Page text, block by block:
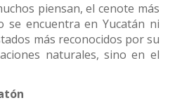
piensan, el cenote más
se encuentra en Yucatán ni
más reconocidos por su
naturales, sino en el